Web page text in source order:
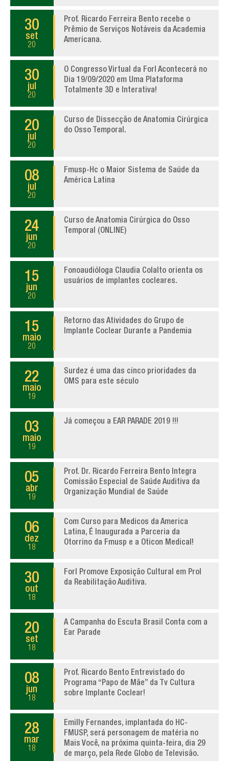
30
set
20
Prof. Ricardo Ferreira Bento recebe o
Prêmio de Serviços Notáveis da Academia
Americana.
30
jul
20
O Congresso Virtual da Forl Acontecerá no
Dia 19/09/2020 em Uma Plataforma
Totalmente 3D e Interativa!
20
jul
20
Curso de Dissecção de Anatomia Cirúrgica
do Osso Temporal.
08
jul
20
Fmusp-Hc o Maior Sistema de Saúde da
América Latina
24
jun
20
Curso de Anatomia Cirúrgica do Osso
Temporal (ONLINE)
15
jun
20
Fonoaudióloga Claudia Colalto orienta os
usuários de implantes cocleares.
15
maio
20
Retorno das Atividades do Grupo de
Implante Coclear Durante a Pandemia
22
maio
19
Surdez é uma das cinco prioridades da
OMS para este século
03
maio
19
Já começou a EAR PARADE 2019 !!!
05
abr
19
Prof. Dr. Ricardo Ferreira Bento Integra
Comissão Especial de Saúde Auditiva da
Organização Mundial de Saúde
06
dez
18
Com Curso para Medicos da America
Latina, É Inaugurada a Parceria da
Otorrino da Fmusp e a Oticon Medical!
30
out
18
Forl Promove Exposição Cultural em Prol
da Reabilitação Auditiva.
20
set
18
A Campanha do Escuta Brasil Conta com a
Ear Parade
08
jun
18
Prof. Ricardo Bento Entrevistado do
Programa “Papo de Mãe” da Tv Cultura
sobre Implante Coclear!
28
mar
18
Emilly Fernandes, implantada do HC-
FMUSP, será personagem de matéria no
Mais Você, na próxima quinta-feira, dia 29
de março, pela Rede Globo de Televisão.